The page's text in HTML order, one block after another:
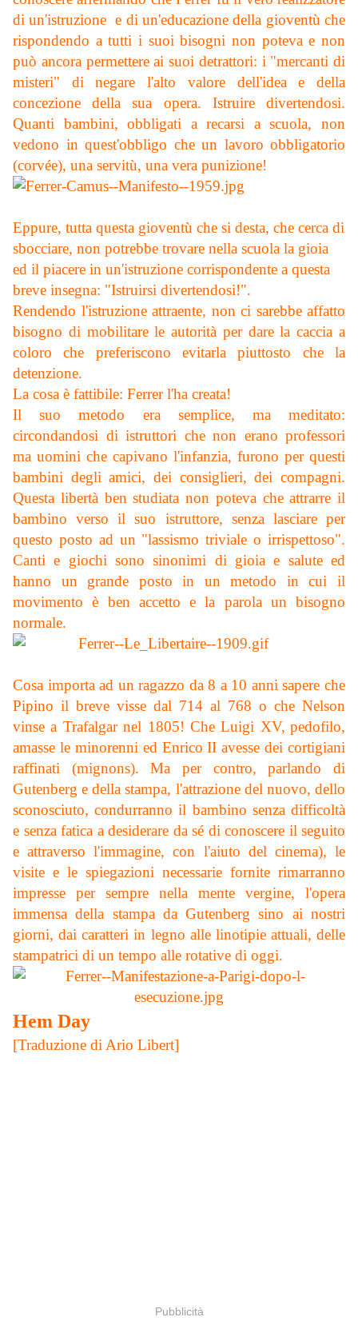
di un'istruzione e di un'educazione della gioventù che
rispondendo a tutti i suoi bisogni non poteva e non
può ancora permettere ai suoi detrattori: i "mercanti di
misteri" di negare l'alto valore dell'idea e della
concezione della sua opera. Istruire divertendosi.
Quanti bambini, obbligati a recarsi a scuola, non
vedono in quest'obbligo che un lavoro obbligatorio
(corvée), una servitù, una vera punizione!
Eppure, tutta questa gioventù che si desta, che cerca di
sbocciare, non potrebbe trovare nella scuola la gioia
ed il piacere in un'istruzione corrispondente a questa
breve insegna: "Istruirsi divertendosi!".
Rendendo l'istruzione attraente, non ci sarebbe affatto
bisogno di mobilitare le autorità per dare la caccia a
coloro che preferiscono evitarla piuttosto che la
detenzione.
La cosa è fattibile: Ferrer l'ha creata!
Il suo metodo era semplice, ma meditato:
circondandosi di istruttori che non erano professori
ma uomini che capivano l'infanzia, furono per questi
bambini degli amici, dei consiglieri, dei compagni.
Questa libertà ben studiata non poteva che attrarre il
bambino verso il suo istruttore, senza lasciare per
questo posto ad un "lassismo triviale o irrispettoso".
Canti e giochi sono sinonimi di gioia e salute ed
hanno un grande posto in un metodo in cui il
movimento è ben accetto e la parola un bisogno
normale.
Cosa importa ad un ragazzo da 8 a 10 anni sapere che
Pipino il breve visse dal 714 al 768 o che Nelson
vinse a Trafalgar nel 1805! Che Luigi XV, pedofilo,
amasse le minorenni ed Enrico II avesse dei cortigiani
raffinati (mignons). Ma per contro, parlando di
Gutenberg e della stampa, l'attrazione del nuovo, dello
sconosciuto, condurranno il bambino senza difficoltà
e senza fatica a desiderare da sé di conoscere il seguito
e attraverso l'immagine, con l'aiuto del cinema), le
visite e le spiegazioni necessarie fornite rimarranno
impresse per sempre nella mente vergine, l'opera
immensa della stampa da Gutenberg sino ai nostri
giorni, dai caratteri in legno alle linotipie attuali, delle
stampatrici di un tempo alle rotative di oggi.
Hem Day
[Traduzione di Ario Libert]
Pubblicità